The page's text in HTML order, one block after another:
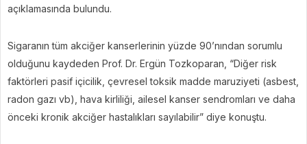
açıklamasında bulundu.
Sigaranın tüm akciğer kanserlerinin yüzde 90’nından sorumlu
olduğunu kaydeden Prof. Dr. Ergün Tozkoparan, “Diğer risk
faktörleri pasif içicilik, çevresel toksik madde maruziyeti (asbest,
radon gazı vb), hava kirliliği, ailesel kanser sendromları ve daha
önceki kronik akciğer hastalıkları sayılabilir” diye konuştu.